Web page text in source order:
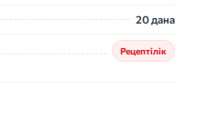
20 дана
Рецептілік